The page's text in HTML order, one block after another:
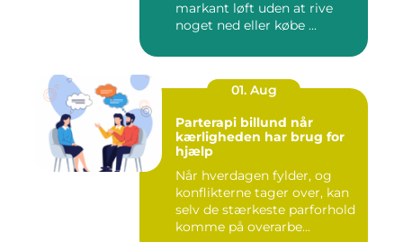
markant løft uden at rive
noget ned eller købe ...
01. Aug
Parterapi billund når
kærligheden har brug for
hjælp
Når hverdagen fylder, og
konflikterne tager over, kan
selv de stærkeste parforhold
komme på overarbe...